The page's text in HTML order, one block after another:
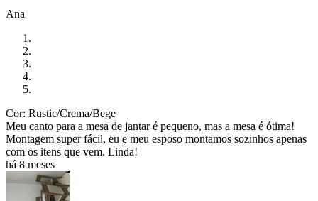
Ana
Cor: Rustic/Crema/Bege
Meu canto para a mesa de jantar é pequeno, mas a mesa é ótima!
Montagem super fácil, eu e meu esposo montamos sozinhos apenas
com os itens que vem. Linda!
há 8 meses